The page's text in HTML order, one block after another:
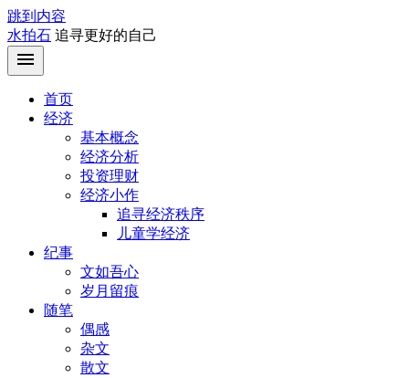
跳到内容
水拍石 追寻更好的自己
首页
经济
基本概念
经济分析
投资理财
经济小作
追寻经济秩序
儿童学经济
纪事
文如吾心
岁月留痕
随笔
偶感
杂文
散文